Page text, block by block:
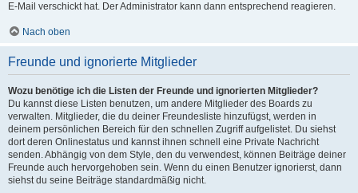
E-Mail verschickt hat. Der Administrator kann dann entsprechend reagieren.
Nach oben
Freunde und ignorierte Mitglieder
Wozu benötige ich die Listen der Freunde und ignorierten Mitglieder?
Du kannst diese Listen benutzen, um andere Mitglieder des Boards zu
verwalten. Mitglieder, die du deiner Freundesliste hinzufügst, werden in
deinem persönlichen Bereich für den schnellen Zugriff aufgelistet. Du siehst
dort deren Onlinestatus und kannst ihnen schnell eine Private Nachricht
senden. Abhängig von dem Style, den du verwendest, können Beiträge deiner
Freunde auch hervorgehoben sein. Wenn du einen Benutzer ignorierst, dann
siehst du seine Beiträge standardmäßig nicht.